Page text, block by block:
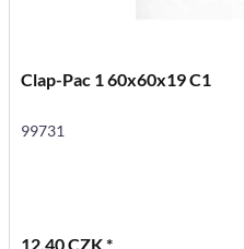
Clap-Pac 1 60x60x19 C1
99731
12,40 CZK *